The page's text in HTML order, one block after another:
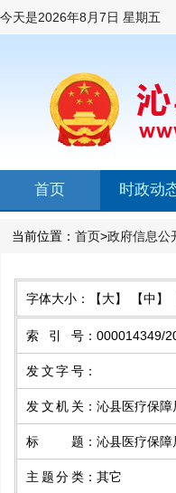
今天是2026年8月7日 星期五
首页 时政动
当前位置： 首页>政府信息公
字体大小： 【大】 【中】
索引号 ： 000014349/
发文字号 ：
发文机关 ： 沁县医疗保障
标题 ： 沁县医疗保
主题分类 ： 其它